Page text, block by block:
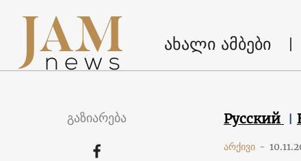
ახალი ამბები
გაზიარება Русский
არქივი -